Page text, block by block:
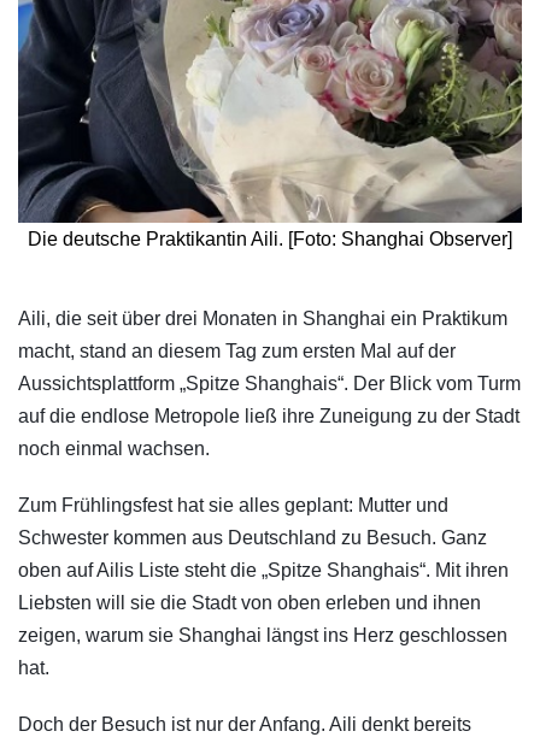
Die deutsche Praktikantin Aili. [Foto: Shanghai Observer]
Aili, die seit über drei Monaten in Shanghai ein Praktikum
macht, stand an diesem Tag zum ersten Mal auf der
Aussichtsplattform „Spitze Shanghais“. Der Blick vom Turm
auf die endlose Metropole ließ ihre Zuneigung zu der Stadt
noch einmal wachsen.
Zum Frühlingsfest hat sie alles geplant: Mutter und
Schwester kommen aus Deutschland zu Besuch. Ganz
oben auf Ailis Liste steht die „Spitze Shanghais“. Mit ihren
Liebsten will sie die Stadt von oben erleben und ihnen
zeigen, warum sie Shanghai längst ins Herz geschlossen
hat.
Doch der Besuch ist nur der Anfang. Aili denkt bereits